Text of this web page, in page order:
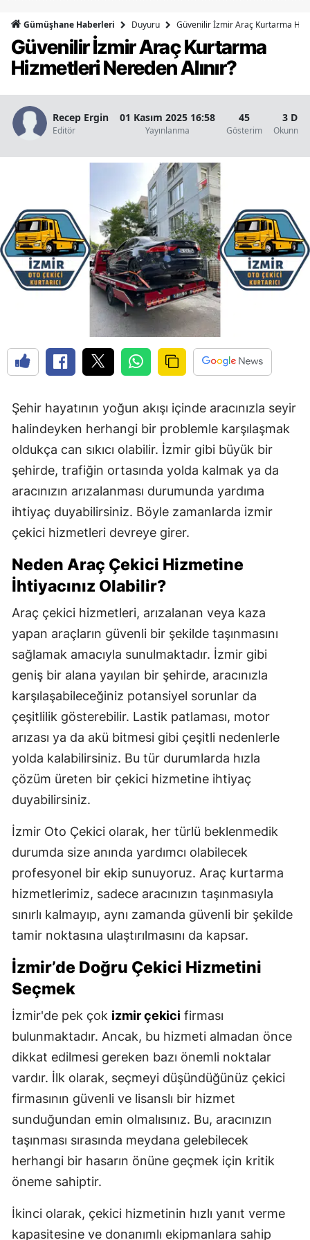
Bingöl
Bitlis
Burdur
Bursa
Çanakkale
Çankırı
Çorum
Denizli
Diyarbakır
Edirne
Elazığ
Erzurum
Gaziantep
Giresun
Gümüşhane
Isparta
Mersin
İstanbul
İzmir
Kars
Kastamonu
Kayseri
Kırşehir
Kocaeli
Konya
Kütahya
Kahramanmaraş
Mardin
Muğla
Muş
Nevşehir
Niğde
Rize
Sakarya
Gümüşhane Haberleri Duyuru Güvenilir İzmir Araç Kurtarma
Güvenilir İzmir Araç Kurtarma
Hizmetleri Nereden Alınır?
Recep Ergin
Editör
01 Kasım 2025 16:58
Yayınlanma
45
Gösterim
3
Okunma
Şehir hayatının yoğun akışı içinde aracınızla seyir
halindeyken herhangi bir problemle karşılaşmak
oldukça can sıkıcı olabilir. İzmir gibi büyük bir
şehirde, trafiğin ortasında yolda kalmak ya da
aracınızın arızalanması durumunda yardıma
ihtiyaç duyabilirsiniz. Böyle zamanlarda izmir
çekici hizmetleri devreye girer.
Neden Araç Çekici Hizmetine
İhtiyacınız Olabilir?
Araç çekici hizmetleri, arızalanan veya kaza
yapan araçların güvenli bir şekilde taşınmasını
sağlamak amacıyla sunulmaktadır. İzmir gibi
geniş bir alana yayılan bir şehirde, aracınızla
karşılaşabileceğiniz potansiyel sorunlar da
çeşitlilik gösterebilir. Lastik patlaması, motor
arızası ya da akü bitmesi gibi çeşitli nedenlerle
yolda kalabilirsiniz. Bu tür durumlarda hızla
çözüm üreten bir çekici hizmetine ihtiyaç
duyabilirsiniz.
İzmir Oto Çekici olarak, her türlü beklenmedik
durumda size anında yardımcı olabilecek
profesyonel bir ekip sunuyoruz. Araç kurtarma
hizmetlerimiz, sadece aracınızın taşınmasıyla
sınırlı kalmayıp, aynı zamanda güvenli bir şekilde
tamir noktasına ulaştırılmasını da kapsar.
İzmir’de Doğru Çekici Hizmetini
Seçmek
İzmir'de pek çok izmir çekici firması
bulunmaktadır. Ancak, bu hizmeti almadan önce
dikkat edilmesi gereken bazı önemli noktalar
vardır. İlk olarak, seçmeyi düşündüğünüz çekici
firmasının güvenli ve lisanslı bir hizmet
sunduğundan emin olmalısınız. Bu, aracınızın
taşınması sırasında meydana gelebilecek
herhangi bir hasarın önüne geçmek için kritik
öneme sahiptir.
İkinci olarak, çekici hizmetinin hızlı yanıt verme
kapasitesine ve donanımlı ekipmanlara sahip